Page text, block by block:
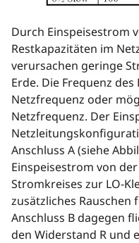
Durch Einspeisestrom
Restkapazitäten im
verursachen geringe
Erde. Die Frequenz
Netzfrequenz oder
Netzfrequenz. Der
Anschluss A (siehe
Einspeisestrom von
Stromkreises zur LO-
zusätzliches
Anschluss B dagegen
den Widerstand R und